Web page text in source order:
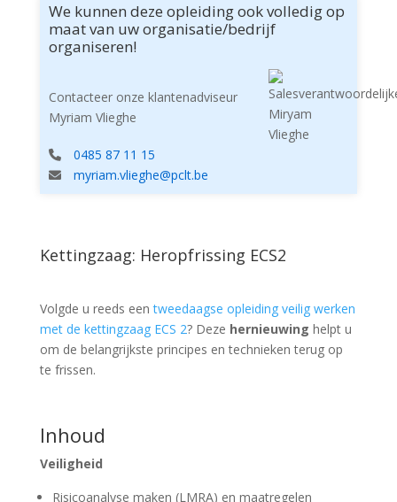
We kunnen deze opleiding ook volledig op
maat van uw organisatie/bedrijf
organiseren!
Contacteer onze klantenadviseur
Myriam Vlieghe
0485 87 11 15
myriam.vlieghe@pclt.be
Kettingzaag: Heropfrissing ECS2
Volgde u reeds eentweedaagse opleiding veilig werken
met de kettingzaag ECS 2? Deze hernieuwing helpt u
om de belangrijkste principes en technieken terug op
te frissen.
Inhoud
Veiligheid
Risicoanalyse maken (LMRA) en maatregelen